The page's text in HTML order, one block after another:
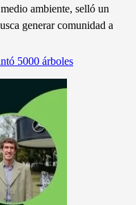
ambiente, selló un
generar comunidad a
5000 árboles